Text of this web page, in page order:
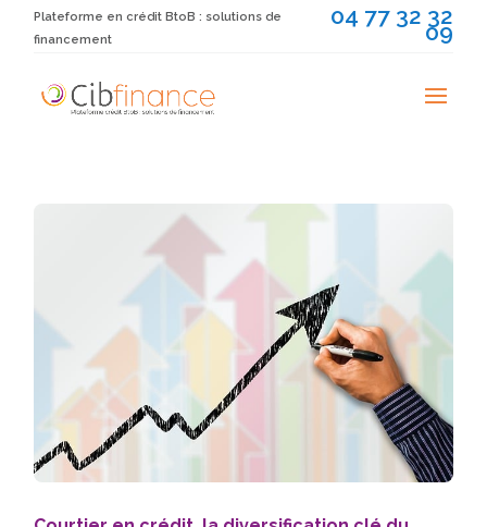
Plateforme en crédit BtoB : solutions de
financement
04 77 32 32
09